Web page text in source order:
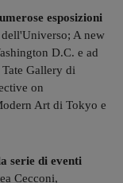
esposizioni
dell'Universo; A new
D.C. e ad
Gallery di
on
Art di Tokyo e
serie di eventi
Cecconi,